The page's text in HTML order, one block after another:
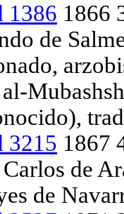
1386 1866
de
3215 1867
de
de